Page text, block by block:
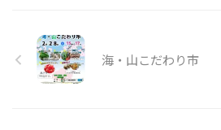
海・山こだわり市